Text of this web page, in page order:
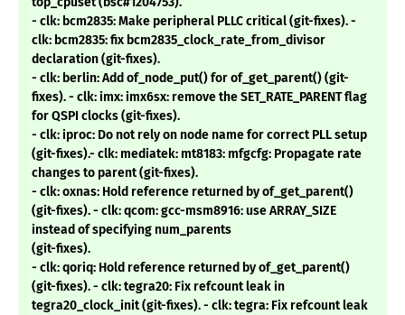
- clk: bcm2835: Make peripheral PLLC critical (git-fixes). -
clk: bcm2835: fix bcm2835_clock_rate_from_divisor
declaration (git-fixes).
- clk: berlin: Add of_node_put() for of_get_parent() (git-
fixes). - clk: imx: imx6sx: remove the SET_RATE_PARENT flag
for QSPI clocks (git-fixes).
- clk: iproc: Do not rely on node name for correct PLL setup
(git-fixes).- clk: mediatek: mt8183: mfgcfg: Propagate rate
changes to parent (git-fixes).
- clk: oxnas: Hold reference returned by of_get_parent()
(git-fixes). - clk: qcom: gcc-msm8916: use ARRAY_SIZE
instead of specifying num_parents
(git-fixes).
- clk: qoriq: Hold reference returned by of_get_parent()
(git-fixes). - clk: tegra20: Fix refcount leak in
tegra20_clock_init (git-fixes). - clk: tegra: Fix refcount leak